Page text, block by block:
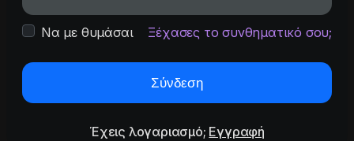
Να με θυμάσαι Ξέχασες το συνθηματικό σου;
Σύνδεση
Έχεις λογαριασμό; Εγγραφή